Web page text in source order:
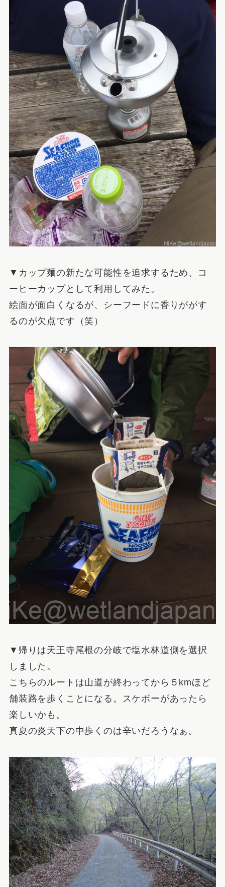
▼カップ麺の新たな可能性を追求するため、コ
ーヒーカップとして利用してみた。
絵面が面白くなるが、シーフードに香りががす
るのが欠点です（笑）
▼帰りは天王寺尾根の分岐で塩水林道側を選択
しました。
こちらのルートは山道が終わってから５kmほど
舗装路を歩くことになる。スケボーがあったら
楽しいかも。
真夏の炎天下の中歩くのは辛いだろうなぁ。